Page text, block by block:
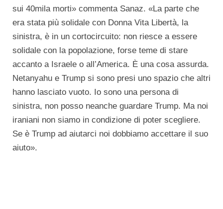
sui 40mila morti» commenta Sanaz. «La parte che
era stata più solidale con Donna Vita Libertà, la
sinistra, è in un cortocircuito: non riesce a essere
solidale con la popolazione, forse teme di stare
accanto a Israele o all’America. È una cosa assurda.
Netanyahu e Trump si sono presi uno spazio che altri
hanno lasciato vuoto. Io sono una persona di
sinistra, non posso neanche guardare Trump. Ma noi
iraniani non siamo in condizione di poter scegliere.
Se è Trump ad aiutarci noi dobbiamo accettare il suo
aiuto».